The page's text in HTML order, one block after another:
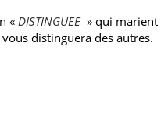
« DISTINGUEE» qui marient
distinguera des autres.